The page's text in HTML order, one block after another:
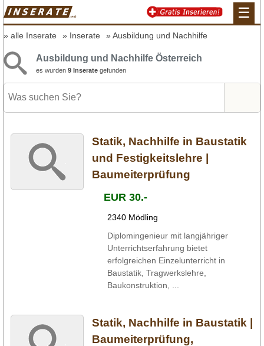
☰
alle Inserate Inserate Ausbildung und Nachhilfe
Ausbildung und Nachhilfe Österreich
es wurden 9 Inserate gefunden
Statik, Nachhilfe in Baustatik
und Festigkeitslehre |
Baumeiterprüfung
EUR 30.-
2340 Mödling
Diplomingenieur mit langjähriger
Unterrichtserfahrung bietet
erfolgreichen Einzelunterricht in
Baustatik, Tragwerkslehre,
Baukonstruktion, ...
Statik, Nachhilfe in Baustatik |
Baumeiterprüfung,